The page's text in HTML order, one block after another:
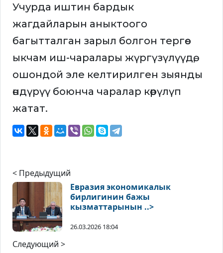
Учурда иштин бардык
жагдайларын аныктоого
багытталган зарыл болгон тергөө-
ыкчам иш-чаралары жүргүзүлүүдө,
ошондой эле келтирилген зыянды
өндүрүү боюнча чаралар көрүлүп
жатат.
< Предыдущий
Евразия экономикалык
бирлигинин бажы
кызматтарынын ..>
26.03.2026 18:04
Следующий >